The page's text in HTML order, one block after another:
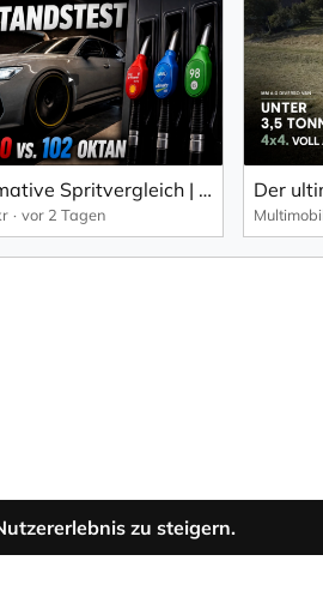
Der ultimative Spritvergleich | Antworten auf dem Prüfstand | Audi RS6 Projekt Teil 5 | mcchip-dkr
vor 2 Tagen
zu steigern.